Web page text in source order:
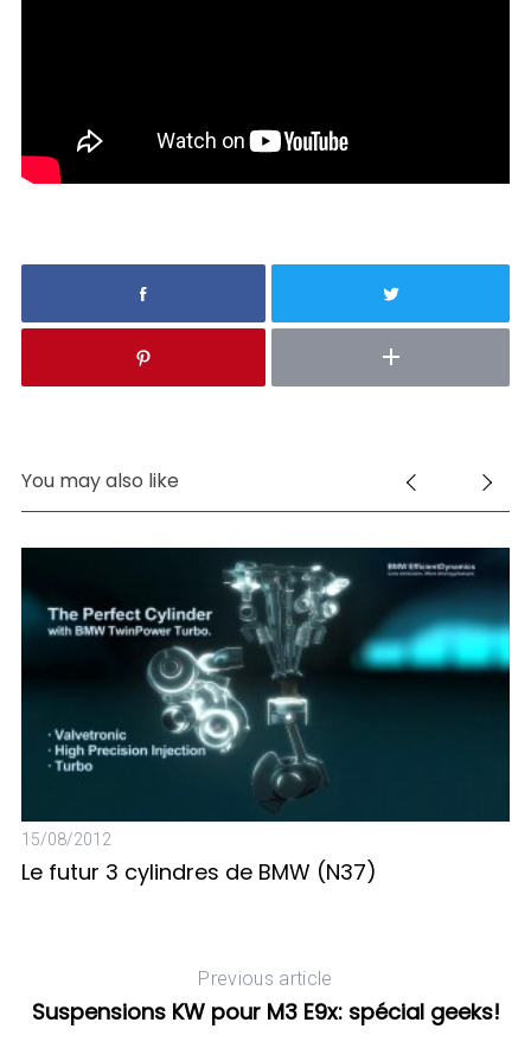
You may also like
15/08/2012
Le futur 3 cylindres de BMW (N37)
Previous article
Suspensions KW pour M3 E9x: spécial geeks!